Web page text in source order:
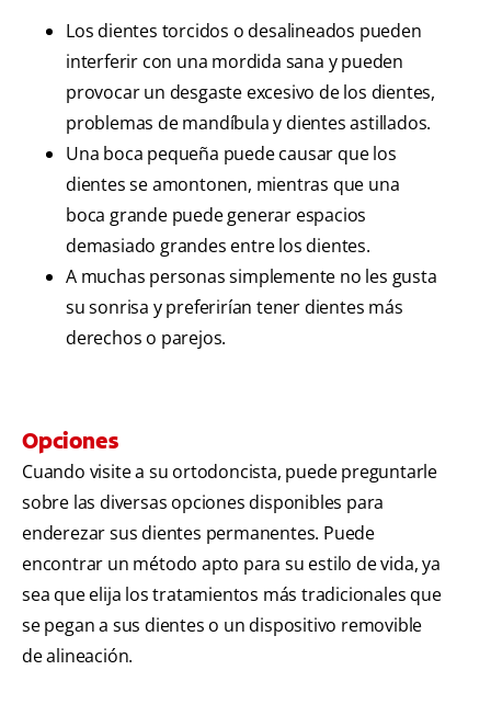
Los dientes torcidos o desalineados pueden
interferir con una mordida sana y pueden
provocar un desgaste excesivo de los dientes,
problemas de mandíbula y dientes astillados.
Una boca pequeña puede causar que los
dientes se amontonen, mientras que una
boca grande puede generar espacios
demasiado grandes entre los dientes.
A muchas personas simplemente no les gusta
su sonrisa y preferirían tener dientes más
derechos o parejos.
Opciones
Cuando visite a su ortodoncista, puede preguntarle
sobre las diversas opciones disponibles para
enderezar sus dientes permanentes. Puede
encontrar un método apto para su estilo de vida, ya
sea que elija los tratamientos más tradicionales que
se pegan a sus dientes o un dispositivo removible
de alineación.